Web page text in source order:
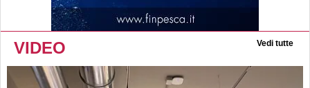
VIDEO Vedi tutte